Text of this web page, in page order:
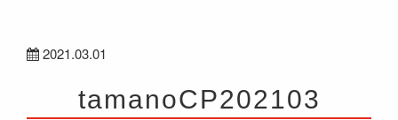
2021.03.01
tamanoCP202103